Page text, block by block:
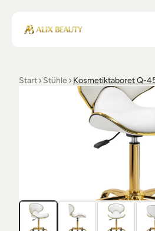
Start
Einrichtung Studio
Desinfektion
Alix Beauty
Ästhetik
Contact
FAQs
Support
Start Stühle Kosmetiktaboret Q-